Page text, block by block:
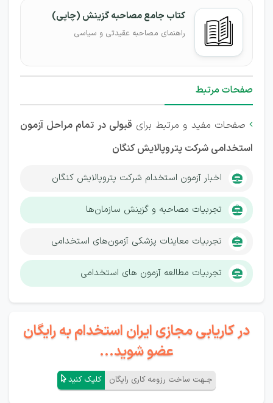
کتاب جامع مصاحبه گزینش (چاپی)
راهنمای مصاحبه عقیدتی و سیاسی
صفحات مرتبط
صفحات مفید و مرتبط برای قبولی در تمام مراحل آزمون
استخدامی شرکت پتروپالایش کنگان
اخبار آزمون استخدام شرکت پتروپالایش کنگان
تجربیات مصاحبه و گزینش سازمان‌ها
تجربیات معاینات پزشکی آزمون‌های استخدامی
تجربیات مطالعه آزمون های استخدامی
در کاریابی مجازی ایران استخدام به رایگان
عضو شوید...
جـهت ساخت رزومه کاری رایگان کلیک کنید